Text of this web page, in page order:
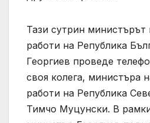
Тази сутрин
работи на Република
Георгиев проведе
своя колега, министъра
работи на Република
Тимчо Муцунски. В